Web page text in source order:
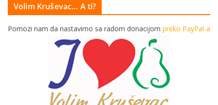
Volim Kruševac… A ti?
Pomozi nam da nastavimo sa radom donacijom preko PayPal-a